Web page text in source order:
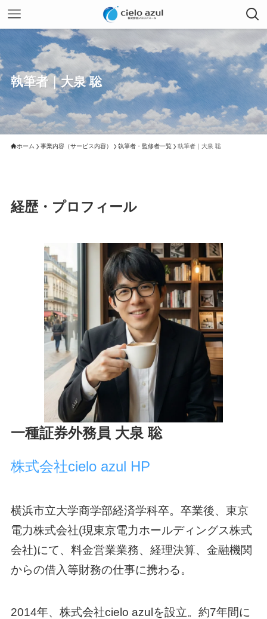
執筆者｜大泉 聡
ホーム 事業内容（サービス内容） 執筆者・監修者一覧 執筆者｜大泉 聡
経歴・プロフィール
一種証券外務員 大泉 聡
株式会社cielo azul HP
横浜市立大学商学部経済学科卒。卒業後、東京
電力株式会社(現東京電力ホールディングス株式
会社)にて、料金営業業務、経理決算、金融機関
からの借入等財務の仕事に携わる。
2014年、株式会社cielo azulを設立。約7年間に